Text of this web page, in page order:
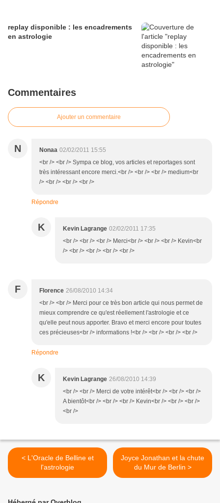
replay disponible : les encadrements
en astrologie
Commentaires
Ajouter un commentaire
N Nonaa 02/02/2011 15:55
<br /> <br /> Sympa ce blog, vos articles et reportages sont
très intéressant encore merci.<br /> <br /> <br /> medium<br
/> <br /> <br /> <br />
Répondre
K Kevin Lagrange 02/02/2011 17:35
<br /> <br /> <br /> Merci<br /> <br /> <br /> Kevin<br
/> <br /> <br /> <br /> <br />
F Florence 26/08/2010 14:34
<br /> <br /> Merci pour ce très bon article qui nous permet de
mieux comprendre ce qu'est réellement l'astrologie et ce
qu'elle peut nous apporter. Bravo et merci encore pour toutes
ces précieuses<br /> informations !<br /> <br /> <br /> <br />
Répondre
K Kevin Lagrange 26/08/2010 14:39
<br /> <br /> Merci de votre intérêt<br /> <br /> <br />
A bientôt<br /> <br /> <br /> Kevin<br /> <br /> <br />
<br />
< L'Oracle de Belline et
l'astrologie
Joyce Jonathan et la chute
du Mur de Berlin >